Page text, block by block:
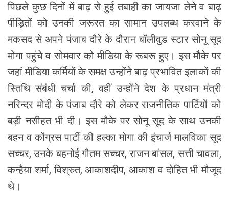
पिछले कुछ दिनों में बाढ़ से हुई तबाही का जायजा लेने व बाढ़
पीड़ितों को उनकी जरूरत का सामान उपलब्ध करवाने के
मकसद से अपने पंजाब दौरे के दौरान बॉलीवुड स्टार सोनू सूद
मोगा पहुंचे व सोमवार को मीडिया के रूबरू हुए। इस मौके पर
जहां मीडिया कर्मियों के समक्ष उन्होंने बाढ़ प्रभावित इलाकों की
स्तिथि संबंधी चर्चा की, वहीं उन्होंने देश के प्रधान मंत्री
नरिन्दर मोदी के पंजाब दौरे को लेकर राजनीतिक पार्टियों को
बड़ी नसीहत भी दी। इस मौके पर सोनू सूद के साथ उनकी
बहन व कोंग्रस पार्टी की हल्का मोगा की इंचार्ज मालविका सूद
सच्चर, उनके बहनोई गौतम सच्चर, राजन बांसल, सत्ती चावला,
कन्हैया शर्मा, विश्रुत, आकाशदीप, आकाश व दोहित भी मौजूद
थे।